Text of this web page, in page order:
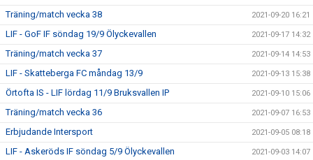
Träning/match vecka 38 2021-09-20 16:21
LIF - GoF IF söndag 19/9 Ölyckevallen 2021-09-17 14:32
Träning/match vecka 37 2021-09-14 14:53
LIF - Skatteberga FC måndag 13/9 2021-09-13 15:38
Örtofta IS - LIF lördag 11/9 Bruksvallen IP 2021-09-10 15:06
Träning/match vecka 36 2021-09-07 16:53
Erbjudande Intersport 2021-09-05 08:18
LIF - Askeröds IF söndag 5/9 Ölyckevallen 2021-09-03 14:07